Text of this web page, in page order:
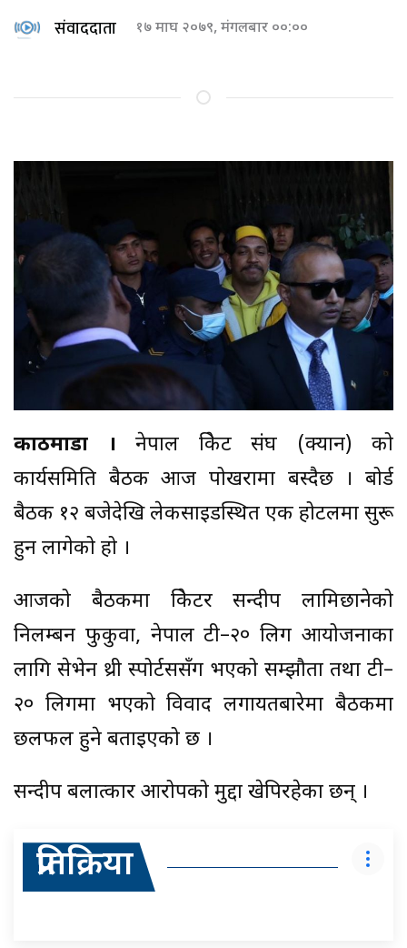
संवाददाता १७ माघ २०७९, मंगलबार ००:००
काठमाडौँ । नेपाल क्रिकेट संघ (क्यान) को
कार्यसमिति बैठक आज पोखरामा बस्दैछ । बोर्ड
बैठक १२ बजेदेखि लेकसाइडस्थित एक होटलमा सुरू
हुन लागेको हो ।
आजको बैठकमा क्रिकेटर सन्दीप लामिछानेको
निलम्बन फुकुवा, नेपाल टी–२० लिग आयोजनाका
लागि सेभेन थ्री स्पोर्टससँग भएको सम्झौता तथा टी–
२० लिगमा भएको विवाद लगायतबारेमा बैठकमा
छलफल हुने बताइएको छ ।
सन्दीप बलात्कार आरोपको मुद्दा खेपिरहेका छन् ।
प्रतिक्रिया